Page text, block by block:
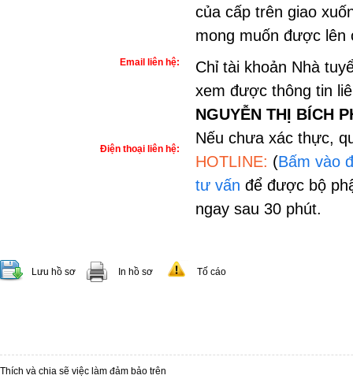
của cấp trên giao
mong muốn được
Email liên hệ:
Chỉ tài khoản Nhà
xem được thông tin
NGUYỄN THỊ BÍCH
Nếu chưa xác thực,
HOTLINE: (Bấm vào
tư vấn để được bộ
ngay sau 30 phút.
Điện thoại liên hệ:
Lưu hồ sơ In hồ sơ Tố cáo
Thích và chia sẽ việc làm đảm bảo trên